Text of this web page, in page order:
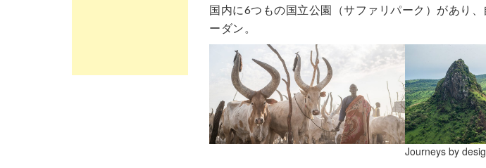
国内に6つもの国立公園（サファリパーク）があり
ーダン。
Journeys by